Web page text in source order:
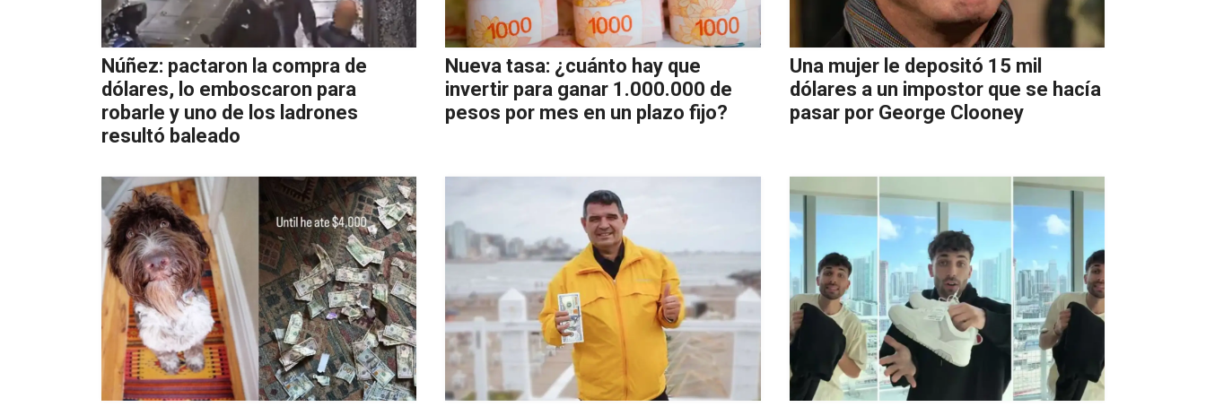
Núñez: pactaron la compra de
dólares, lo emboscaron para
robarle y uno de los ladrones
resultó baleado
Nueva tasa: ¿cuánto hay que
invertir para ganar 1.000.000 de
pesos por mes en un plazo fijo?
Una mujer le depositó 15 mil
dólares a un impostor que se hacía
pasar por George Clooney